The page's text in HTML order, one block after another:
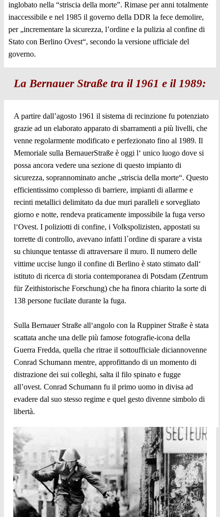
inglobato nella “striscia della morte”. Rimase per anni totalmente
inaccessibile e nel 1985 il governo della DDR la fece demolire,
per „incrementare la sicurezza, l’ordine e la pulizia al confine di
Stato con Berlino Ovest“, secondo la versione ufficiale del
governo.
La Bernauer Straße tra il 1961 e il 1989:
A partire dall’agosto 1961 il sistema di recinzione fu potenziato
grazie ad un elaborato apparato di sbarramenti a più livelli, che
venne regolarmente modificato e perfezionato fino al 1989. Il
Memoriale sulla BernauerStraße è oggi l‘ unico luogo dove si
possa ancora vedere una sezione di questo impianto di
sicurezza, soprannominato anche „striscia della morte“. Questo
efficientissimo complesso di barriere, impianti di allarme e
recinti metallici delimitato da due muri paralleli e sorvegliato
giorno e notte, rendeva praticamente impossibile la fuga verso
l‘Ovest. I poliziotti di confine, i Volkspolizisten, appostati su
torrette di controllo, avevano infatti l´ordine di sparare a vista
su chiunque tentasse di attraversare il muro. Il numero delle
vittime uccise lungo il confine di Berlino è stato stimato dall‘
istituto di ricerca di storia contemporanea di Potsdam (Zentrum
für Zeithistorische Forschung) che ha finora chiarito la sorte di
138 persone fucilate durante la fuga.
Sulla Bernauer Straße all‘angolo con la Ruppiner Straße è stata
scattata anche una delle più famose fotografie-icona della
Guerra Fredda, quella che ritrae il sottoufficiale diciannovenne
Conrad Schumann mentre, approfittando di un momento di
distrazione dei sui colleghi, salta il filo spinato e fugge
all’ovest. Conrad Schumann fu il primo uomo in divisa ad
evadere dal suo stesso regime e quel gesto divenne simbolo di
libertà.